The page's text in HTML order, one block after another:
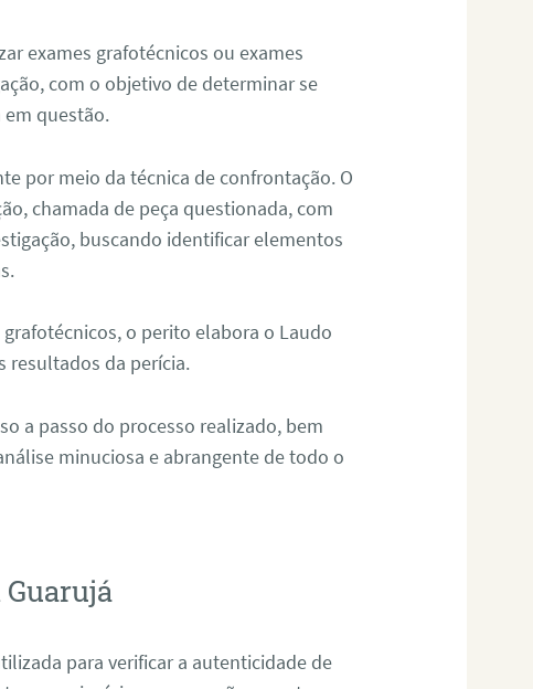
exames grafotécnicos ou exames
com o objetivo de determinar se
questão.
por meio da técnica de confrontação. O
chamada de peça questionada, com
buscando identificar elementos
o perito elabora o Laudo
resultados da perícia.
a passo do processo realizado, bem
minuciosa e abrangente de todo o
para verificar a autenticidade de